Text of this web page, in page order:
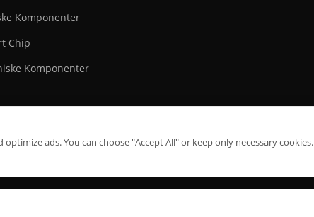
Komponenter
Chip
Komponenter
sitemap.xml sitemap.html
ads. You can choose "Accept All" or keep only necessary cookies.